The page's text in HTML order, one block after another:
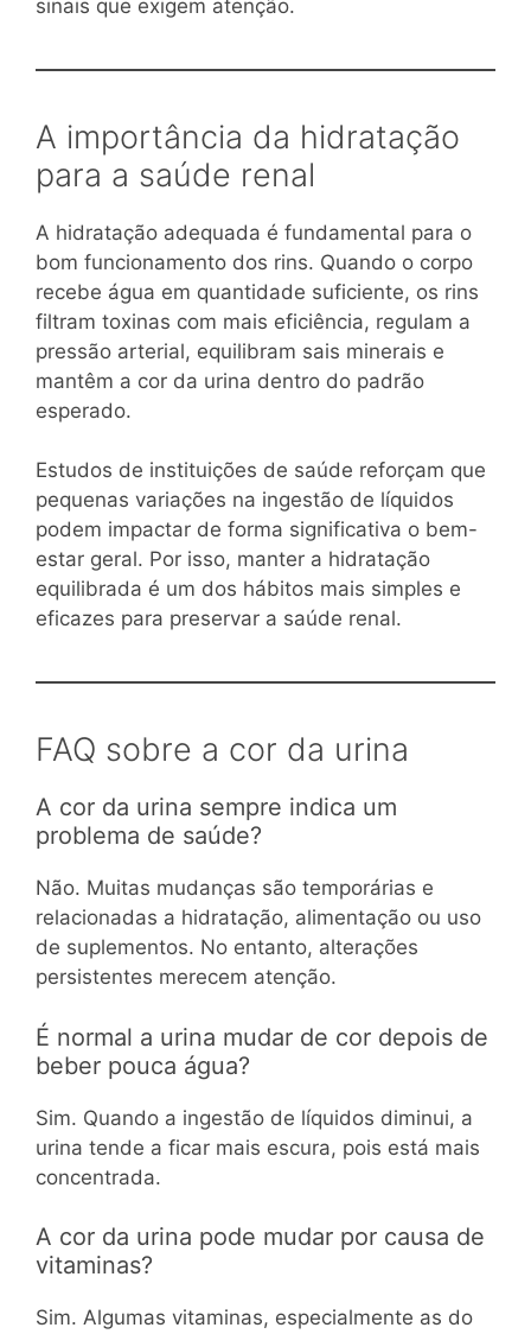
sinais que exigem atenção.
A importância da hidratação
para a saúde renal
A hidratação adequada é fundamental para o
bom funcionamento dos rins. Quando o corpo
recebe água em quantidade suficiente, os rins
filtram toxinas com mais eficiência, regulam a
pressão arterial, equilibram sais minerais e
mantêm a cor da urina dentro do padrão
esperado.
Estudos de instituições de saúde reforçam que
pequenas variações na ingestão de líquidos
podem impactar de forma significativa o bem-
estar geral. Por isso, manter a hidratação
equilibrada é um dos hábitos mais simples e
eficazes para preservar a saúde renal.
FAQ sobre a cor da urina
A cor da urina sempre indica um
problema de saúde?
Não. Muitas mudanças são temporárias e
relacionadas a hidratação, alimentação ou uso
de suplementos. No entanto, alterações
persistentes merecem atenção.
É normal a urina mudar de cor depois de
beber pouca água?
Sim. Quando a ingestão de líquidos diminui, a
urina tende a ficar mais escura, pois está mais
concentrada.
A cor da urina pode mudar por causa de
vitaminas?
Sim. Algumas vitaminas, especialmente as do